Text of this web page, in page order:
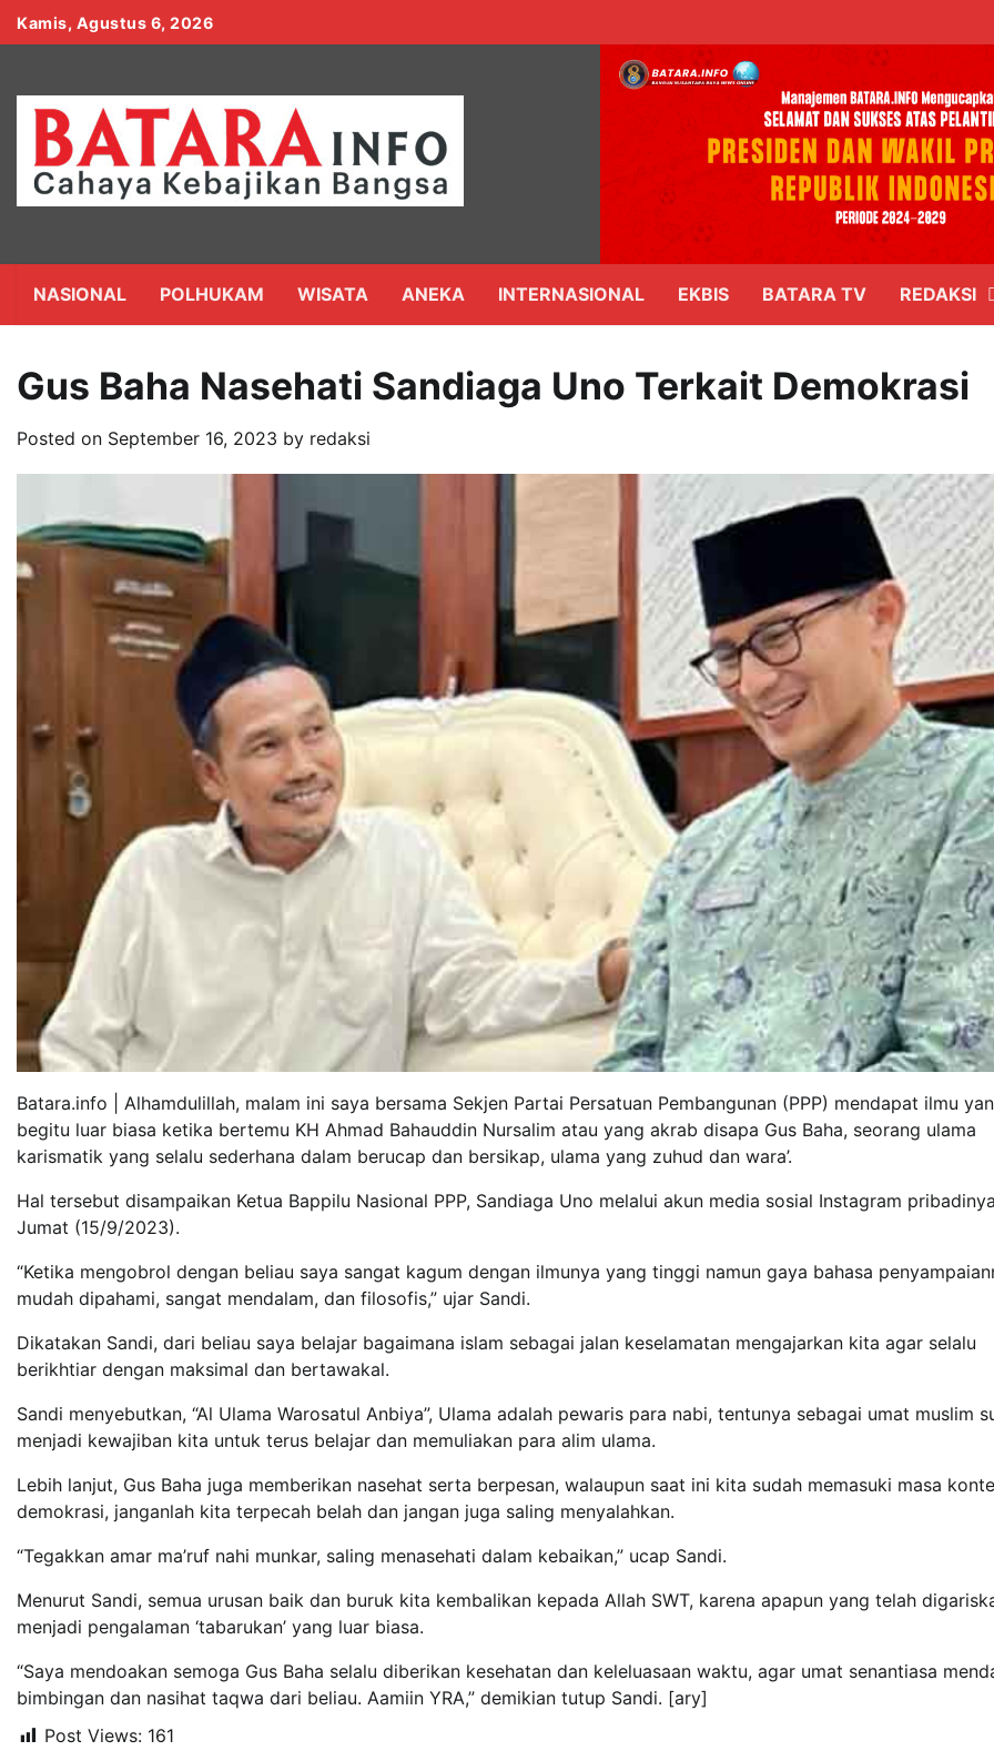
Skip
to
Kamis, Agustus 6, 2026
NASIONAL POLHUKAM WISATA ANEKA INTERNASIONAL EKBIS BATARA TV REDAKSI
Gus Baha Nasehati Sandiaga Uno Terkait Demokrasi
Posted on September 16, 2023 by redaksi
Batara.info | Alhamdulillah, malam ini saya bersama Sekjen Partai Persatuan Pembangunan (PPP) mendapat ilmu
begitu luar biasa ketika bertemu KH Ahmad Bahauddin Nursalim atau yang akrab disapa Gus Baha, seorang ulama
karismatik yang selalu sederhana dalam berucap dan bersikap, ulama yang zuhud dan wara’.
Hal tersebut disampaikan Ketua Bappilu Nasional PPP, Sandiaga Uno melalui akun media sosial Instagram
Jumat (15/9/2023).
“Ketika mengobrol dengan beliau saya sangat kagum dengan ilmunya yang tinggi namun gaya bahasa
mudah dipahami, sangat mendalam, dan filosofis,” ujar Sandi.
Dikatakan Sandi, dari beliau saya belajar bagaimana islam sebagai jalan keselamatan mengajarkan kita agar selalu
berikhtiar dengan maksimal dan bertawakal.
Sandi menyebutkan, “Al Ulama Warosatul Anbiya”, Ulama adalah pewaris para nabi, tentunya sebagai umat muslim
menjadi kewajiban kita untuk terus belajar dan memuliakan para alim ulama.
Lebih lanjut, Gus Baha juga memberikan nasehat serta berpesan, walaupun saat ini kita sudah memasuki masa
demokrasi, janganlah kita terpecah belah dan jangan juga saling menyalahkan.
“Tegakkan amar ma’ruf nahi munkar, saling menasehati dalam kebaikan,” ucap Sandi.
Menurut Sandi, semua urusan baik dan buruk kita kembalikan kepada Allah SWT, karena apapun yang telah
menjadi pengalaman ‘tabarukan’ yang luar biasa.
“Saya mendoakan semoga Gus Baha selalu diberikan kesehatan dan keleluasaan waktu, agar umat senantiasa
bimbingan dan nasihat taqwa dari beliau. Aamiin YRA,” demikian tutup Sandi. [ary]
Post Views: 161